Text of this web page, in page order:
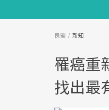
良醫 新知
罹癌重
找出最